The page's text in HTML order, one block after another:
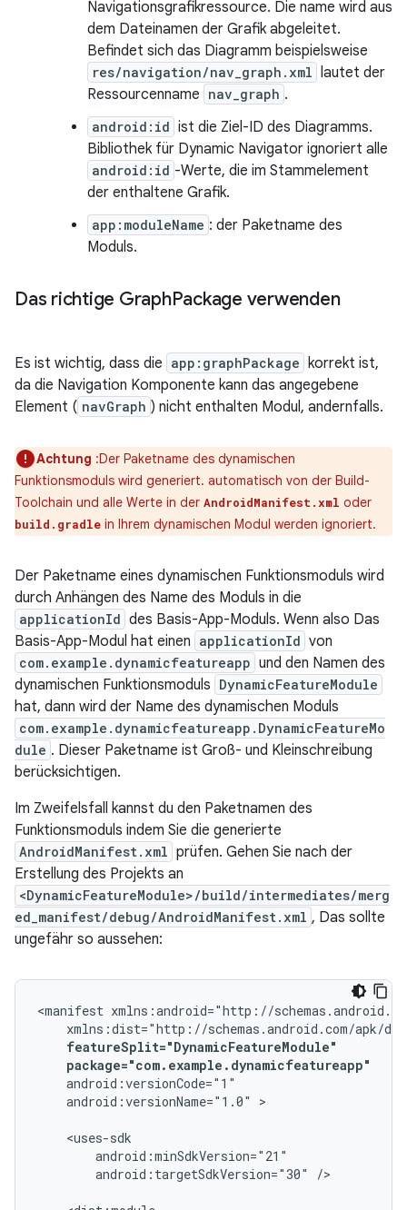
Navigationsgrafikressource. Die name wird aus
dem Dateinamen der Grafik abgeleitet.
Befindet sich das Diagramm beispielsweise
res/navigation/nav_graph.xml lautet der
Ressourcenname nav_graph .
android:id ist die Ziel-ID des Diagramms.
Bibliothek für Dynamic Navigator ignoriert alle
android:id -Werte, die im Stammelement
der enthaltene Grafik.
app:moduleName : der Paketname des
Moduls.
Das richtige GraphPackage verwenden
Es ist wichtig, dass die app:graphPackage korrekt ist,
da die Navigation Komponente kann das angegebene
Element ( navGraph ) nicht enthalten Modul, andernfalls.
Achtung :Der Paketname des dynamischen
Funktionsmoduls wird generiert. automatisch von der Build-
Toolchain und alle Werte in der AndroidManifest.xml oder
build.gradle in Ihrem dynamischen Modul werden ignoriert.
Der Paketname eines dynamischen Funktionsmoduls wird
durch Anhängen des Name des Moduls in die
applicationId des Basis-App-Moduls. Wenn also Das
Basis-App-Modul hat einen applicationId von
com.example.dynamicfeatureapp und den Namen des
dynamischen Funktionsmoduls DynamicFeatureModule
hat, dann wird der Name des dynamischen Moduls
com.example.dynamicfeatureapp.DynamicFeatureMo
dule . Dieser Paketname ist Groß- und Kleinschreibung
berücksichtigen.
Im Zweifelsfall kannst du den Paketnamen des
Funktionsmoduls indem Sie die generierte
AndroidManifest.xml prüfen. Gehen Sie nach der
Erstellung des Projekts an
<DynamicFeatureModule>/build/intermediates/merg
ed_manifest/debug/AndroidManifest.xml , Das sollte
ungefähr so aussehen:
<manifest
package="com.example.dynamicfeatureapp"
android:versionName="1.0"
>
android:targetSdkVersion="30"
/>